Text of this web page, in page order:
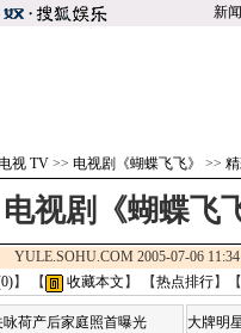
新闻
视 TV >> 电视剧《蝴蝶飞飞》 >>
电视剧《蝴蝶飞
YULE.SOHU.COM 2005-07-06
0)】 【 收藏本文 】 【热点排行】【
咏荷产后家庭照首曝光 大牌明